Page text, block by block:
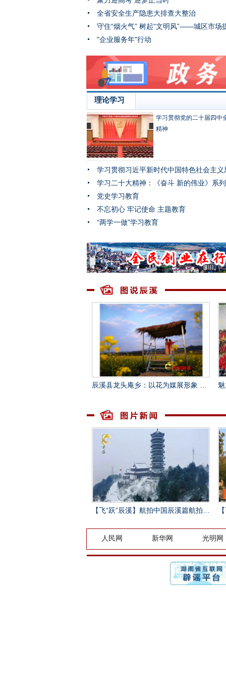
全省安全生产隐患大排查大整治
"企业服务年"行动
理论学习
学习贯彻党的二十届四中
精神
学习贯彻习近平新时代中国特色社会主义
学习二十大精神：《奋斗 新的伟业》系
党史学习教育
不忘初心 牢记使命 主题教育
“两学一做”学习教育
辰溪县龙头庵乡：以花为媒展形象 文旅融合促发展 魅
【飞“跃”辰溪】航拍中国辰溪篇航拍成片
人民网 新华网 光明网